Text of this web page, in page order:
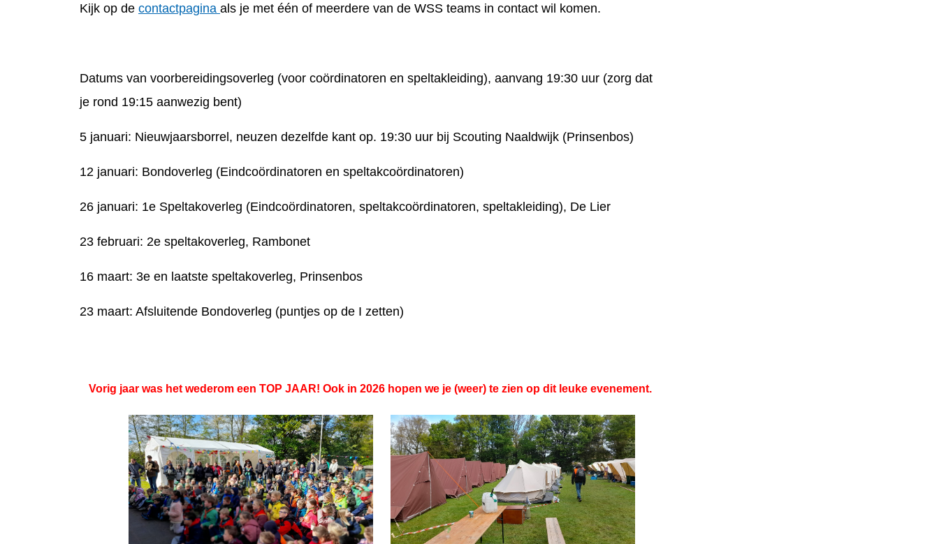
Kijk op de contactpagina als je met één of meerdere van de WSS teams in contact wil komen.
Datums van voorbereidingsoverleg (voor coördinatoren en speltakleiding), aanvang 19:30 uur (zorg dat
je rond 19:15 aanwezig bent)
5 januari: Nieuwjaarsborrel, neuzen dezelfde kant op. 19:30 uur bij Scouting Naaldwijk (Prinsenbos)
12 januari: Bondoverleg (Eindcoördinatoren en speltakcoördinatoren)
26 januari: 1e Speltakoverleg (Eindcoördinatoren, speltakcoördinatoren, speltakleiding), De Lier
23 februari: 2e speltakoverleg, Rambonet
16 maart: 3e en laatste speltakoverleg, Prinsenbos
23 maart: Afsluitende Bondoverleg (puntjes op de I zetten)
Vorig jaar was het wederom een TOP JAAR! Ook in 2026 hopen we je (weer) te zien op dit leuke evenement.